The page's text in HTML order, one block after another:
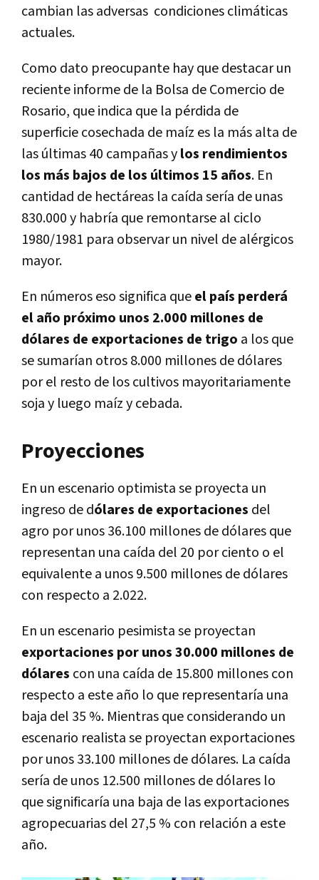
cambian las adversas condiciones climáticas
actuales.
Como dato preocupante hay que destacar un
reciente informe de la Bolsa de Comercio de
Rosario, que indica que la pérdida de
superficie cosechada de maíz es la más alta de
las últimas 40 campañas ylos rendimientos
los más bajos de los últimos 15 años. En
cantidad de hectáreas la caída sería de unas
830.000 y habría que remontarse al ciclo
1980/1981 para observar un nivel de alérgicos
mayor.
En números eso significa queel país perderá
el año próximo unos 2.000 millones de
dólares de exportaciones de trigo a los que
se sumarían otros 8.000 millones de dólares
por el resto de los cultivos mayoritariamente
soja y luego maíz y cebada.
Proyecciones
En un escenario optimista se proyecta un
ingreso de dólares de exportaciones del
agro por unos 36.100 millones de dólares que
representan una caída del 20 por ciento o el
equivalente a unos 9.500 millones de dólares
con respecto a 2.022.
En un escenario pesimista se proyectan
exportaciones por unos 30.000 millones de
dólares con una caída de 15.800 millones con
respecto a este año lo que representaría una
baja del 35 %. Mientras que considerando un
escenario realista se proyectan exportaciones
por unos 33.100 millones de dólares. La caída
sería de unos 12.500 millones de dólares lo
que significaría una baja de las exportaciones
agropecuarias del 27,5 % con relación a este
año.